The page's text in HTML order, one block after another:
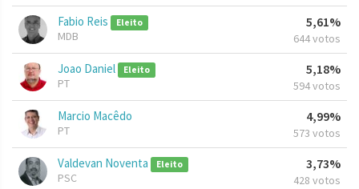
Fabio Reis Eleito
MDB
5,61%
644 votos
Joao Daniel Eleito
PT
5,18%
594 votos
Marcio Macêdo
PT
4,99%
573 votos
Valdevan Noventa Eleito
PSC
3,73%
428 votos